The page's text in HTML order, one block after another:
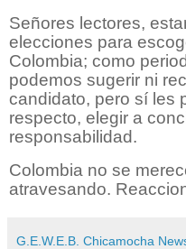
Señores lectores,
elecciones para
Colombia; como
podemos sugerir ni
candidato, pero sí les
respecto, elegir a
responsabilidad.
Colombia no se
atravesando.
G.E.W.E.B. Chicamocha